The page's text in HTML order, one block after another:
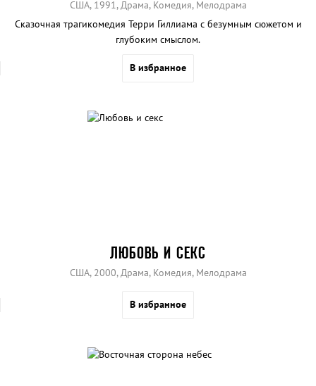
США, 1991, Драма, Комедия, Мелодрама
Сказочная трагикомедия Терри Гиллиама с безумным сюжетом и
глубоким смыслом.
В избранное
ЛЮБОВЬ И СЕКС
США, 2000, Драма, Комедия, Мелодрама
В избранное